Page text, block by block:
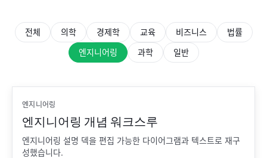
전체 의학 경제학 교육 비즈니스
법률
엔지니어링
과학 일반
엔지니어링
엔지니어링 개념 워크스루
엔지니어링 설명 덱을 편집 가능한 다이어그램과 텍스트로 재구
성했습니다.